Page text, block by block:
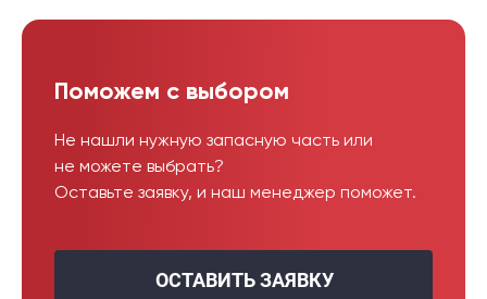
Поможем с выбором
Не нашли нужную запасную часть или
не можете выбрать?
Оставьте заявку, и наш менеджер поможет.
ОСТАВИТЬ ЗАЯВКУ